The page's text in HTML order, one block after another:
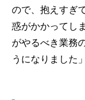
ので、抱えすぎ
惑がかかってし
がやるべき業務
うになりました」